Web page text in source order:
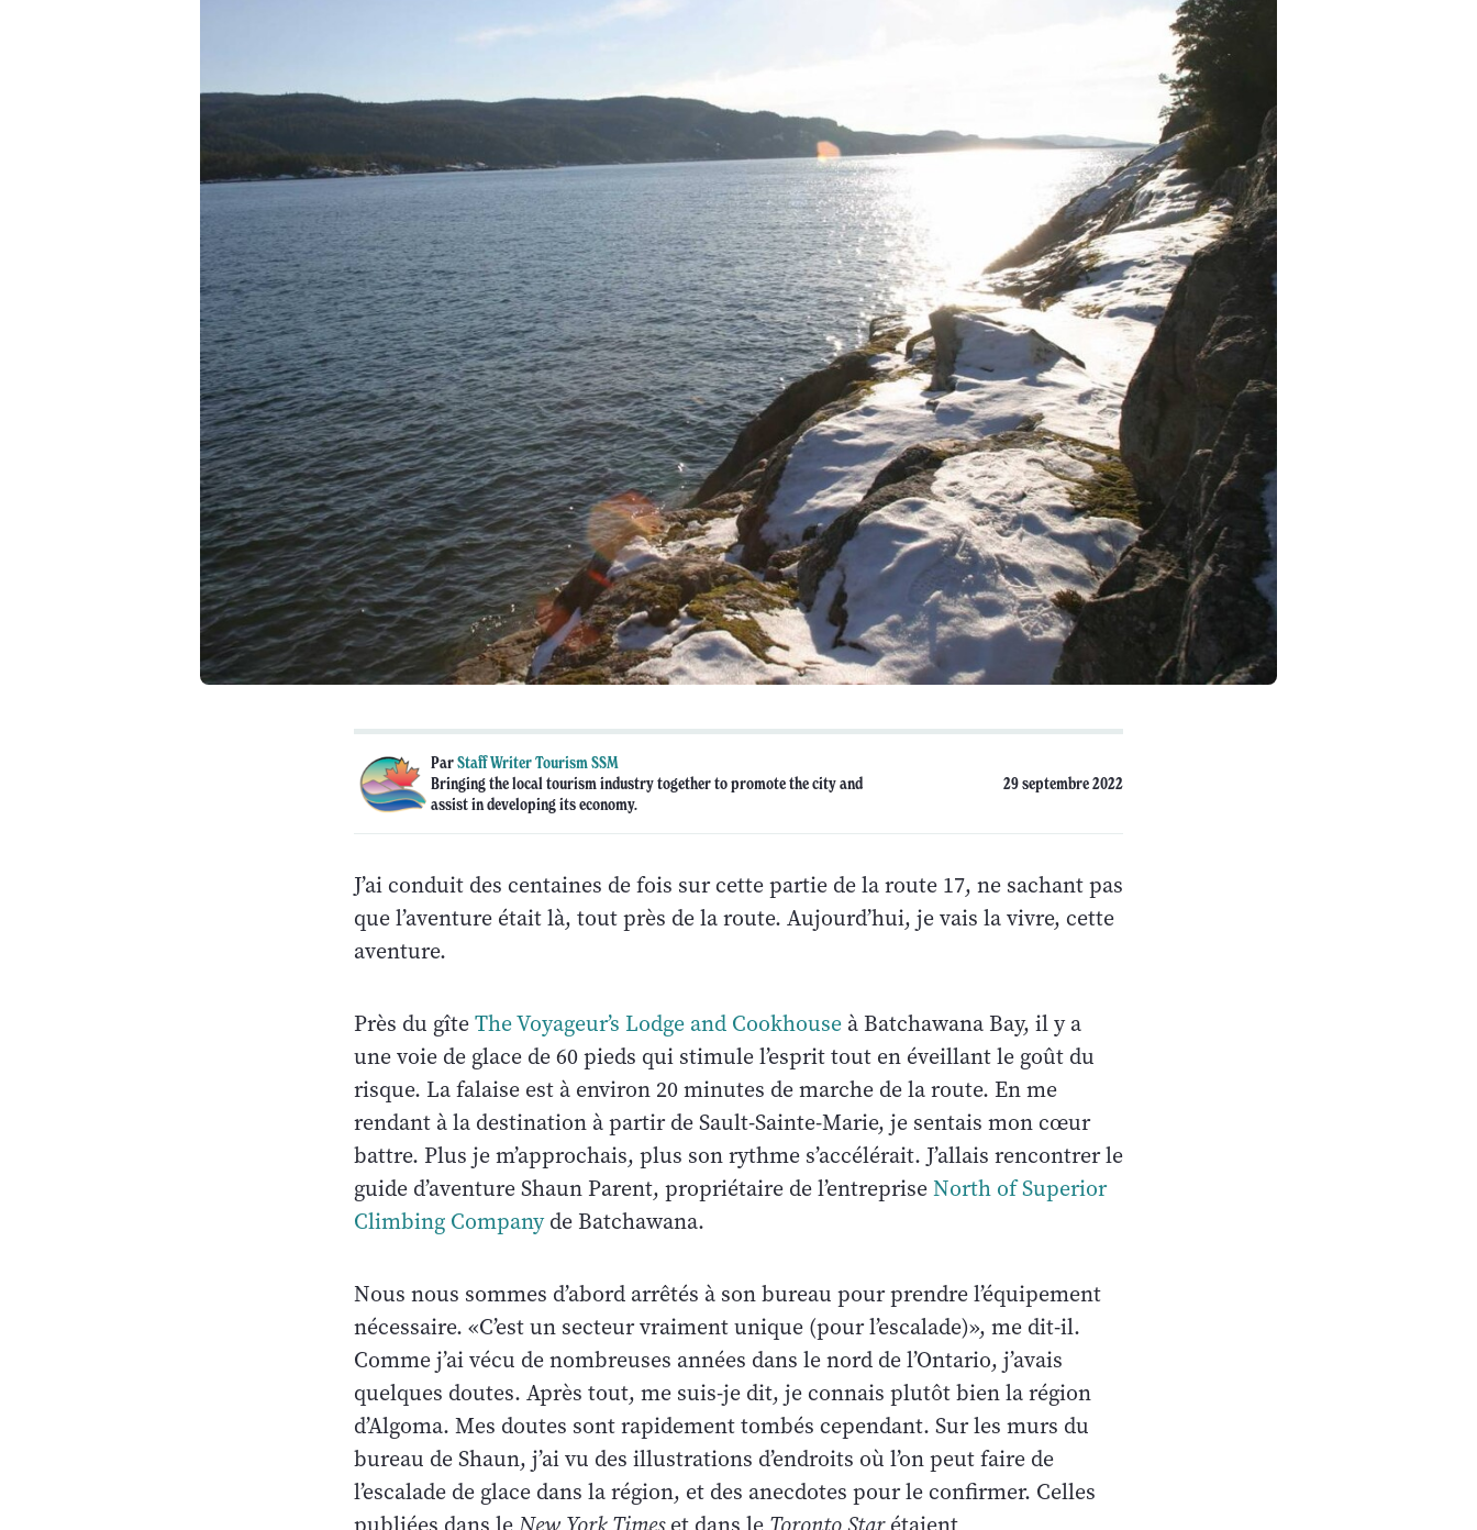
ParStaff Writer Tourism SSM
Bringing the local tourism industry together to promote the city and
assist in developing its economy.
29 septembre 2022
J’ai conduit des centaines de fois sur cette partie de la route 17, ne sachant pas
que l’aventure était là, tout près de la route. Aujourd’hui, je vais la vivre, cette
aventure.
Près du gîteThe Voyageur’s Lodge and Cookhouse à Batchawana Bay, il y a
une voie de glace de 60 pieds qui stimule l’esprit tout en éveillant le goût du
risque. La falaise est à environ 20 minutes de marche de la route. En me
rendant à la destination à partir de Sault-Sainte-Marie, je sentais mon cœur
battre. Plus je m’approchais, plus son rythme s’accélérait. J’allais rencontrer le
guide d’aventure Shaun Parent, propriétaire de l’entrepriseNorth of Superior
Climbing Companyde Batchawana.
Nous nous sommes d’abord arrêtés à son bureau pour prendre l’équipement
nécessaire. «C’est un secteur vraiment unique (pour l’escalade)», me dit-il.
Comme j’ai vécu de nombreuses années dans le nord de l’Ontario, j’avais
quelques doutes. Après tout, me suis-je dit, je connais plutôt bien la région
d’Algoma. Mes doutes sont rapidement tombés cependant. Sur les murs du
bureau de Shaun, j’ai vu des illustrations d’endroits où l’on peut faire de
l’escalade de glace dans la région, et des anecdotes pour le confirmer. Celles